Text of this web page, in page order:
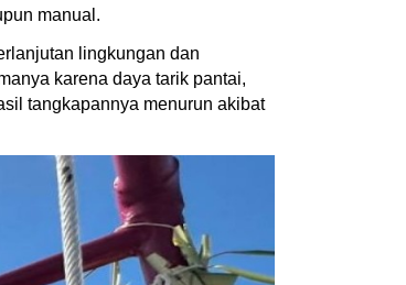
manual.
lingkungan dan
karena daya tarik pantai,
tangkapannya menurun akibat